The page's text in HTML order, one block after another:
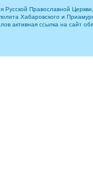
Русской Православной
Хабаровского и
активная ссылка на сайт